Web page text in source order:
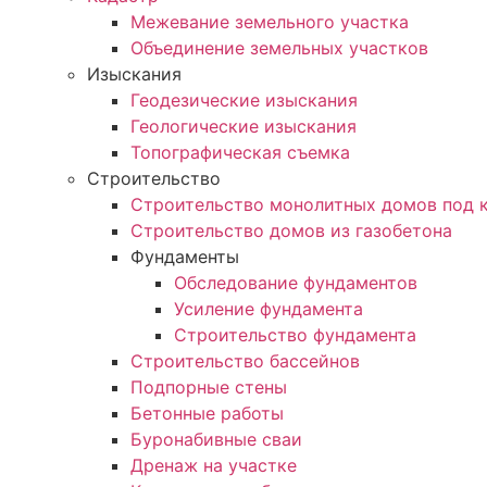
Межевание земельного участка
Объединение земельных участков
Изыскания
Геодезические изыскания
Геологические изыскания
Топографическая съемка
Строительство
Строительство монолитных домов под
Строительство домов из газобетона
Фундаменты
Обследование фундаментов
Усиление фундамента
Строительство фундамента
Строительство бассейнов
Подпорные стены
Бетонные работы
Буронабивные сваи
Дренаж на участке